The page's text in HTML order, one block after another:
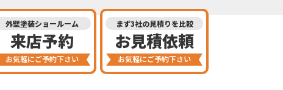
外壁塗装ショールーム
来店予約
お気軽にご予約下さい
まず3社の見積りを比較
お見積依頼
お気軽にご予約下さい